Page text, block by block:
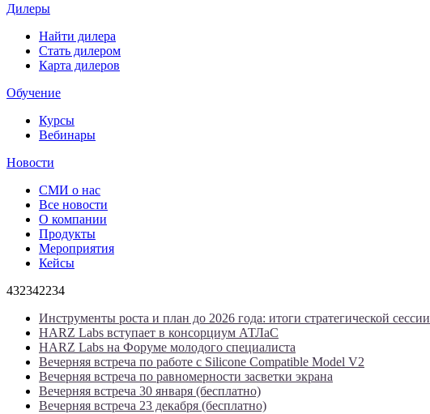
Дилеры
Найти дилера
Cтать дилером
Карта дилеров
Обучение
Курсы
Вебинары
Новости
СМИ о нас
Все новости
О компании
Продукты
Мероприятия
Кейсы
432342234
Инструменты роста и план до 2026 года: итоги стратегической сессии
HARZ Labs вступает в консорциум АТЛаС
HARZ Labs на Форуме молодого специалиста
Вечерняя встреча по работе с Silicone Compatible Model V2
Вечерняя встреча по равномерности засветки экрана
Вечерняя встреча 30 января (бесплатно)
Вечерняя встреча 23 декабря (бесплатно)